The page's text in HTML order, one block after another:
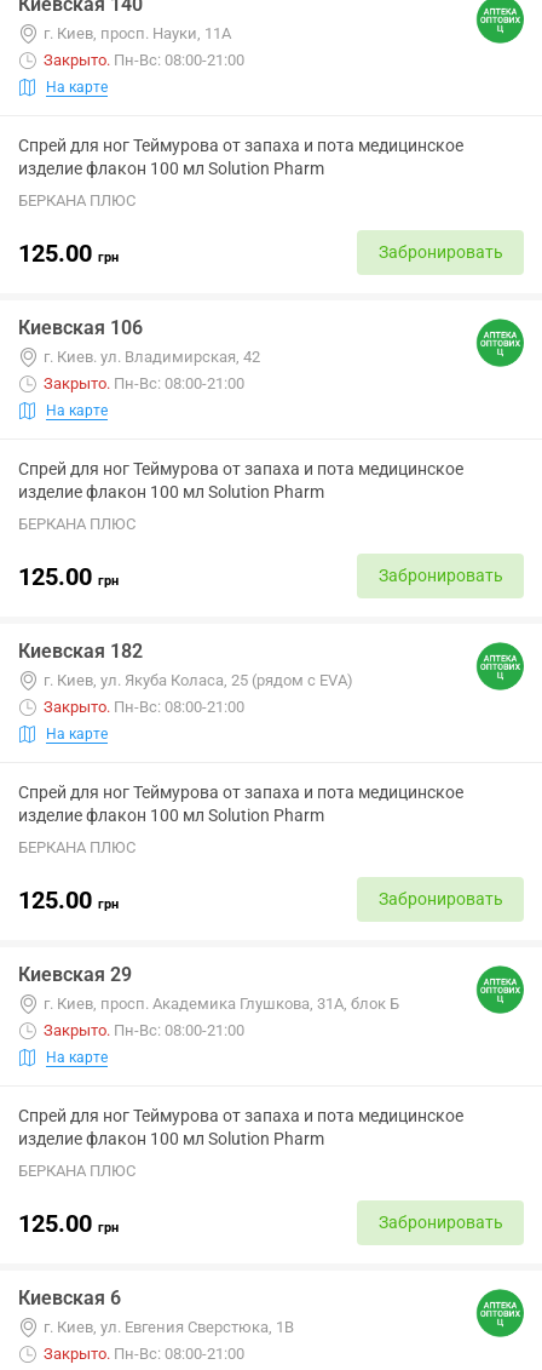
г. Киев, просп. Науки, 11А
Закрыто. Пн-Вс: 08:00-21:00
На карте
Спрей для ног Теймурова от запаха и пота медицинское
изделие флакон 100 мл Solution Pharm
БЕРКАНА ПЛЮС
125.00 грн Забронировать
Киевская 106
г. Киев. ул. Владимирская, 42
Закрыто. Пн-Вс: 08:00-21:00
На карте
Спрей для ног Теймурова от запаха и пота медицинское
изделие флакон 100 мл Solution Pharm
БЕРКАНА ПЛЮС
125.00 грн Забронировать
Киевская 182
г. Киев, ул. Якуба Коласа, 25 (рядом с EVA)
Закрыто. Пн-Вс: 08:00-21:00
На карте
Спрей для ног Теймурова от запаха и пота медицинское
изделие флакон 100 мл Solution Pharm
БЕРКАНА ПЛЮС
125.00 грн Забронировать
Киевская 29
г. Киев, просп. Академика Глушкова, 31А, блок Б
Закрыто. Пн-Вс: 08:00-21:00
На карте
Спрей для ног Теймурова от запаха и пота медицинское
изделие флакон 100 мл Solution Pharm
БЕРКАНА ПЛЮС
125.00 грн Забронировать
Киевская 6
г. Киев, ул. Евгения Сверстюка, 1В
Закрыто. Пн-Вс: 08:00-21:00